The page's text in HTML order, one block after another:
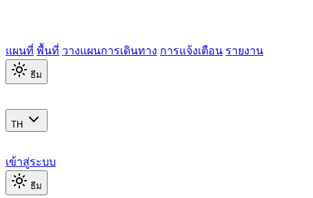
แผนที่ พื้นที่ วางแผนการเดินทาง การแจ้งเตือน รายงาน
ธีม
TH
เข้าสู่ระบบ
ธีม